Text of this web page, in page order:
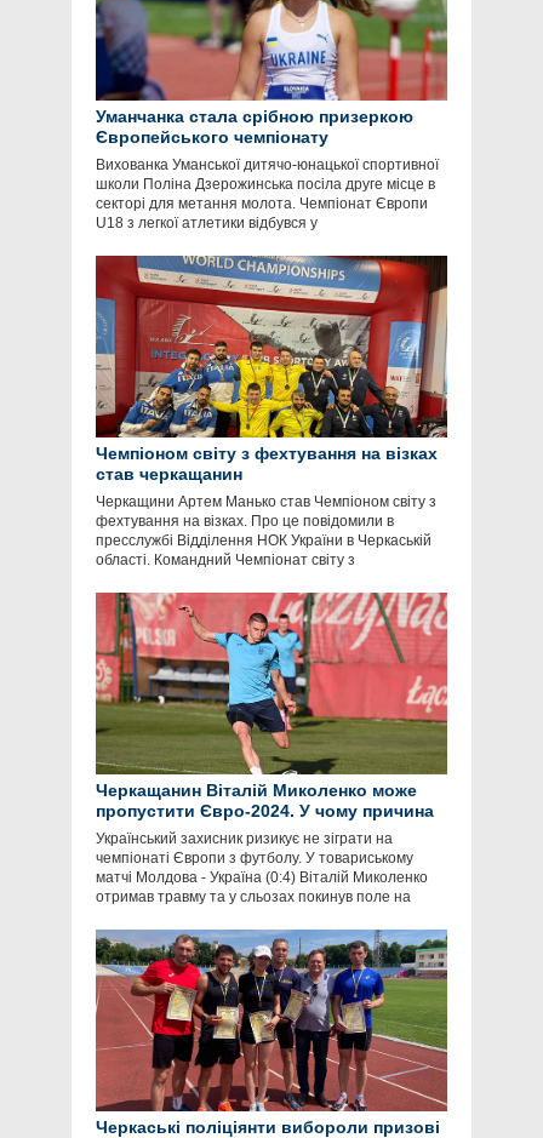
Уманчанка стала срібною призеркою
Європейського чемпіонату
Вихованка Уманської дитячо-юнацької спортивної
школи Поліна Дзерожинська посіла друге місце в
секторі для метання молота. Чемпіонат Європи
U18 з легкої атлетики відбувся у
Чемпіоном світу з фехтування на візках
став черкащанин
Черкащини Артем Манько став Чемпіоном світу з
фехтування на візках. Про це повідомили в
пресслужбі Відділення НОК України в Черкаській
області. Командний Чемпіонат світу з
Черкащанин Віталій Миколенко може
пропустити Євро-2024. У чому причина
Український захисник ризикує не зіграти на
чемпіонаті Європи з футболу. У товариському
матчі Молдова - Україна (0:4) Віталій Миколенко
отримав травму та у сльозах покинув поле на
Черкаські поліціянти вибороли призові